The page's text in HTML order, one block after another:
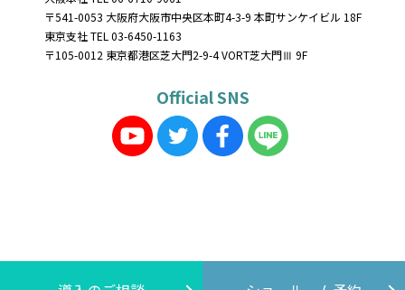
〒541-0053 大阪府大阪市中央区本町4-3-9 本町サンケイビル 18F
東京支社 TEL 03-6450-1163
〒105-0012 東京都港区芝大門2-9-4 VORT芝大門Ⅲ 9F
Official SNS